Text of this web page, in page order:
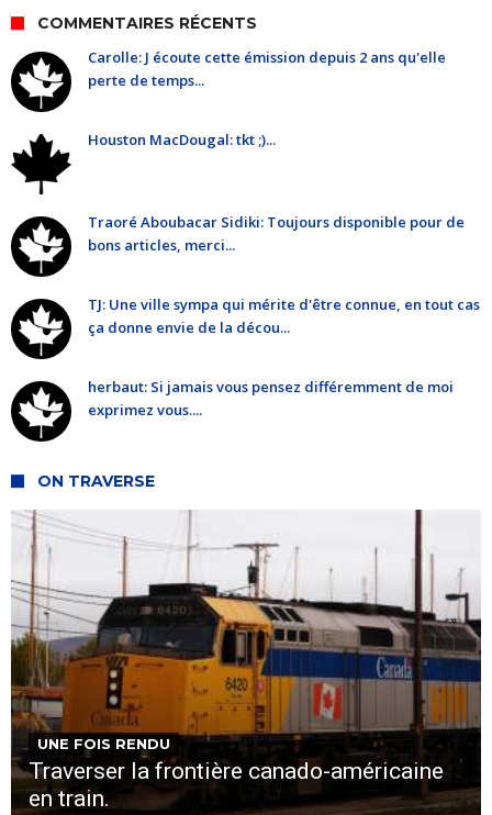
COMMENTAIRES RÉCENTS
Carolle: J écoute cette émission depuis 2 ans qu'elle
perte de temps...
Houston MacDougal: tkt ;)...
Traoré Aboubacar Sidiki: Toujours disponible pour de
bons articles, merci...
TJ: Une ville sympa qui mérite d'être connue, en tout cas
ça donne envie de la décou...
herbaut: Si jamais vous pensez différemment de moi
exprimez vous....
ON TRAVERSE
UNE FOIS RENDU
Traverser la frontière canado-américaine
en train.